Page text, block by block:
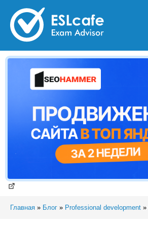
Главная » Блог » Professional development »